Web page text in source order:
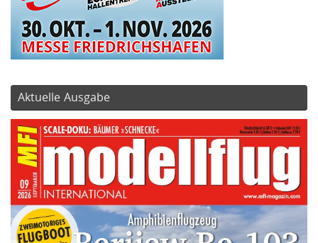
Aktuelle Ausgabe